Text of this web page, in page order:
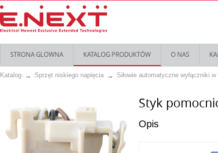
STRONA GLOWNA KATALOG PRODUKTÓW O NAS
Katalog Sprzęt niskiego napięcia Siłowie automatyczne wyłączniki
Styk
Opis